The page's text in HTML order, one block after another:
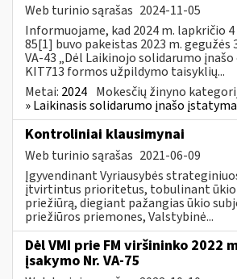
Web turinio sąrašas 2024-11-05
Informuojame, kad 2024 m. lapkričio 4
85[1] buvo pakeistas 2023 m. gegužės
VA-43 „Dėl Laikinojo solidarumo
KIT713 formos užpildymo taisyklių...
Metai: 2024 Mokesčių žinyno
» Laikinasis solidarumo įnašo
Kontroliniai klausimynai
Web turinio sąrašas 2021-06-09
Įgyvendinant Vyriausybės
įtvirtintus prioritetus, tobulinant ūkio
priežiūrą, diegiant pažangias ūkio
priežiūros priemones, Valstybinė...
Dėl VMI prie FM viršininko 2022
įsakymo Nr. VA-75